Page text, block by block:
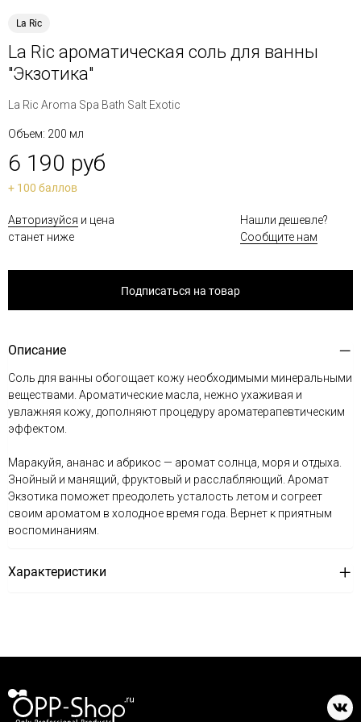
La Ric
La Ric ароматическая соль для ванны
"Экзотика"
La Ric Aroma Spa Bath Salt Exotic
Объем: 200 мл
6 190 руб
+ 100 баллов
Авторизуйся и цена
станет ниже
Нашли дешевле?
Сообщите нам
Подписаться на товар
Описание
Соль для ванны обогощает кожу необходимыми минеральными
веществами. Ароматические масла, нежно ухаживая и
увлажняя кожу, дополняют процедуру ароматерапевтическим
эффектом.
Маракуйя, ананас и абрикос — аромат солнца, моря и отдыха.
Знойный и манящий, фруктовый и расслабляющий. Аромат
Экзотика поможет преодолеть усталость летом и согреет
своим ароматом в холодное время года. Вернет к приятным
воспоминаниям.
Характеристики